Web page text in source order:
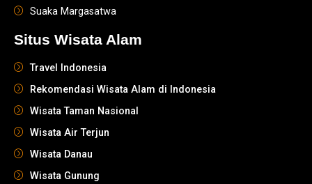
Suaka Margasatwa
Situs Wisata Alam
Travel Indonesia
Rekomendasi Wisata Alam di Indonesia
Wisata Taman Nasional
Wisata Air Terjun
Wisata Danau
Wisata Gunung